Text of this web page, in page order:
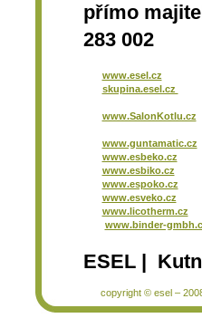
přímo
283 002
www.esel.cz
skupina.esel.cz
www.SalonKotlu.cz
www.guntamatic.cz
www.esbeko.cz
www.esbiko.cz
www.espoko.cz
www.esveko.cz
www.licotherm.cz
www.binder-
ESEL |
copyright © esel –